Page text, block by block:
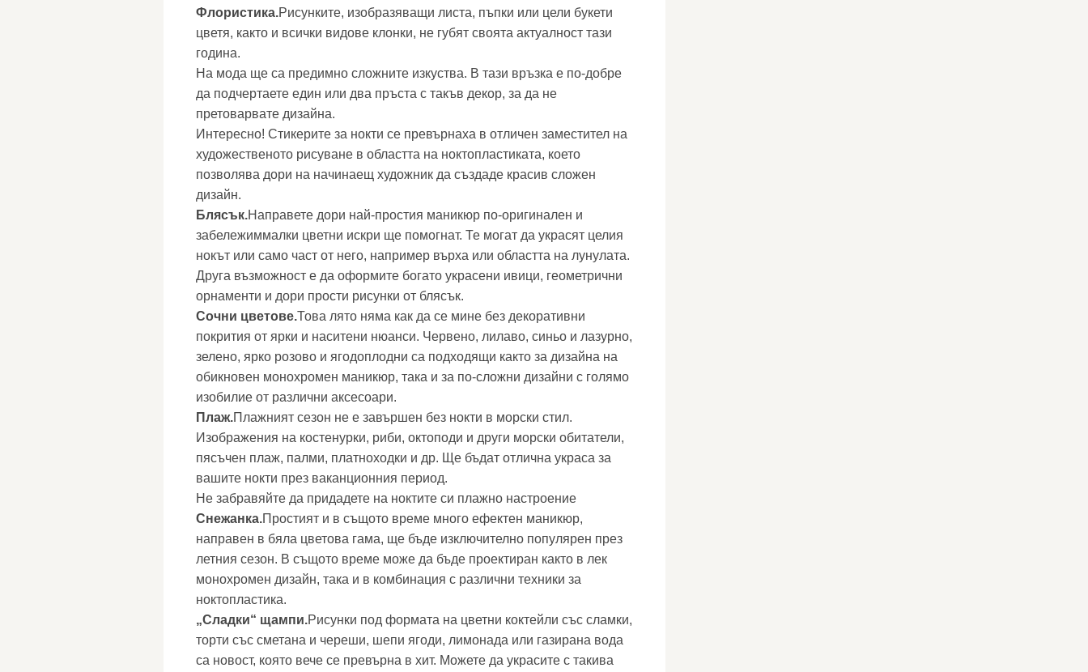
Флористика.Рисунките, изобразяващи листа, пъпки или цели букети
цветя, както и всички видове клонки, не губят своята актуалност тази
година.
На мода ще са предимно сложните изкуства. В тази връзка е по-добре
да подчертаете един или два пръста с такъв декор, за да не
претоварвате дизайна.
Интересно! Стикерите за нокти се превърнаха в отличен заместител на
художественото рисуване в областта на ноктопластиката, което
позволява дори на начинаещ художник да създаде красив сложен
дизайн.
Блясък.Направете дори най-простия маникюр по-оригинален и
забележиммалки цветни искри ще помогнат. Те могат да украсят целия
нокът или само част от него, например върха или областта на лунулата.
Друга възможност е да оформите богато украсени ивици, геометрични
орнаменти и дори прости рисунки от блясък.
Сочни цветове.Това лято няма как да се мине без декоративни
покрития от ярки и наситени нюанси. Червено, лилаво, синьо и лазурно,
зелено, ярко розово и ягодоплодни са подходящи както за дизайна на
обикновен монохромен маникюр, така и за по-сложни дизайни с голямо
изобилие от различни аксесоари.
Плаж.Плажният сезон не е завършен без нокти в морски стил.
Изображения на костенурки, риби, октоподи и други морски обитатели,
пясъчен плаж, палми, платноходки и др. Ще бъдат отлична украса за
вашите нокти през ваканционния период.
Не забравяйте да придадете на ноктите си плажно настроение
Снежанка.Простият и в същото време много ефектен маникюр,
направен в бяла цветова гама, ще бъде изключително популярен през
летния сезон. В същото време може да бъде проектиран както в лек
монохромен дизайн, така и в комбинация с различни техники за
ноктопластика.
„Сладки“ щампи.Рисунки под формата на цветни коктейли със сламки,
торти със сметана и череши, шепи ягоди, лимонада или газирана вода
са новост, която вече се превърна в хит. Можете да украсите с такива